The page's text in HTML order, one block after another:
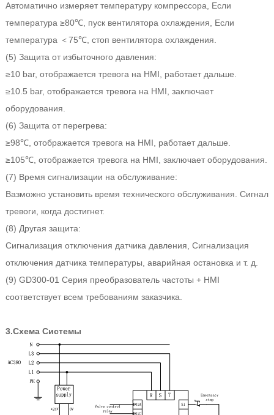
Автоматично измеряет температуру компрессора, Если
температура ≥80℃, пуск вентилятора охлаждения, Если
температура ＜75℃, стоп вентилятора охлаждения.
(5) Защита от избыточного давления:
≥10 bar, отображается тревога на HMI, работает дальше.
≥10.5 bar, отображается тревога на HMI, заключает
оборудования.
(6) Защита от перегрева:
≥98℃, отображается тревога на HMI, работает дальше.
≥105℃, отображается тревога на HMI, заключает оборудования.
(7) Время сигнализации на обслуживание:
Вазможно установить время технического обслуживания. Сигнал
тревоги, когда достигнет.
(8) Другая защита:
Сигнализация отключения датчика давления, Сигнализация
отключения датчика температуры, аварийная остановка и т. д.
(9) GD300-01 Серия преобразователь частоты + HMI
соответствует всем требованиям заказчика.
3.Схема Системы